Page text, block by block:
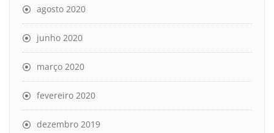
agosto 2020
junho 2020
março 2020
fevereiro 2020
dezembro 2019